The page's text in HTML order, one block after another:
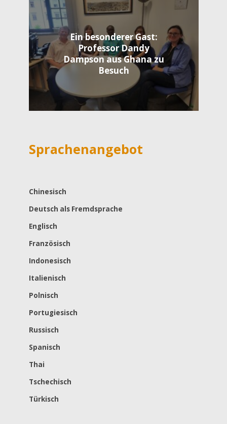
Ein besonderer Gast:
Professor Dandy
Dampson aus Ghana zu
Besuch
Sprachenangebot
Chinesisch
Deutsch als Fremdsprache
Englisch
Französisch
Indonesisch
Italienisch
Polnisch
Portugiesisch
Russisch
Spanisch
Thai
Tschechisch
Türkisch